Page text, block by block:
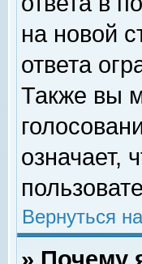
на новой
ответа
Также вы
означает,
Вернуться